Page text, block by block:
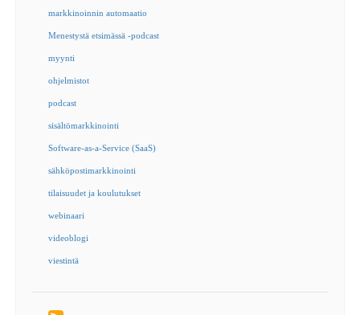
markkinoinnin automaatio
Menestystä etsimässä -podcast
myynti
ohjelmistot
podcast
sisältömarkkinointi
Software-as-a-Service (SaaS)
sähköpostimarkkinointi
tilaisuudet ja koulutukset
webinaari
videoblogi
viestintä